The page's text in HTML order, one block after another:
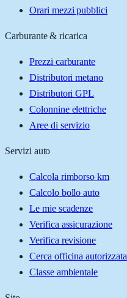
Orari mezzi pubblici
Carburante & ricarica
Prezzi carburante
Distributori metano
Distributori GPL
Colonnine elettriche
Aree di servizio
Servizi auto
Calcola rimborso km
Calcolo bollo auto
Le mie scadenze
Verifica assicurazione
Verifica revisione
Cerca officina autorizzata
Classe ambientale